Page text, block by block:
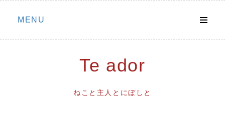
Skip
MENU
Te ador
ねこと主人とにぼしと